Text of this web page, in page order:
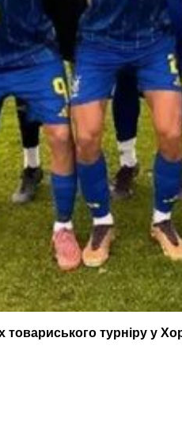
товариського турніру у